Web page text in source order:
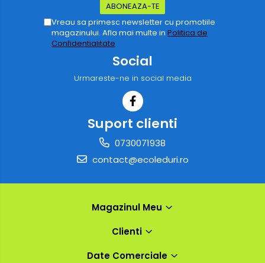
Vreau sa primesc newsletter cu promotiile
magazinului. Afla mai multe in Politica de
Confidentialitate
Social
Urmareste-ne in social media
Suport clienti
0730071938
contact@ecoleduri.ro
Magazinul Meu
Clienti
Date Comerciale